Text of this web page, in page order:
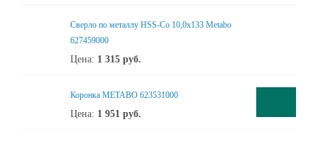
Сверло по металлу HSS-Co 10,0x133 Metabo
627459000
Цена: 1 315 руб.
Коронка METABO 623531000
Цена: 1 951 руб.